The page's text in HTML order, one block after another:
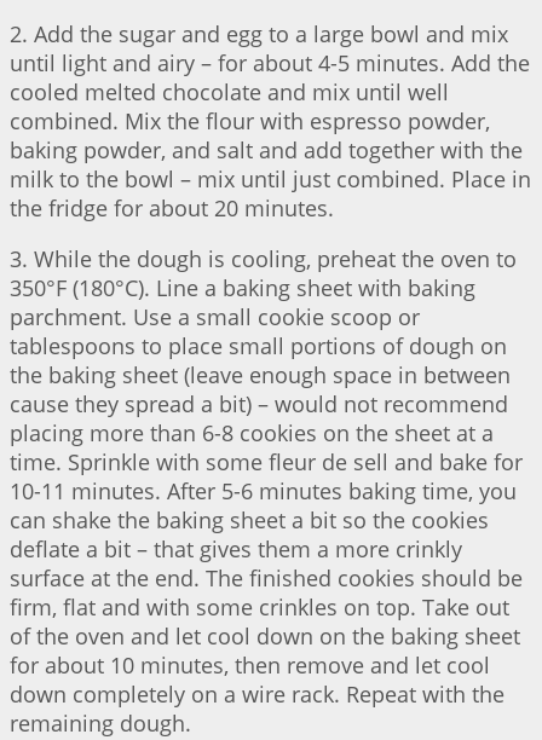
2. Add the sugar and egg to a large bowl and mix
until light and airy – for about 4-5 minutes. Add the
cooled melted chocolate and mix until well
combined. Mix the flour with espresso powder,
baking powder, and salt and add together with the
milk to the bowl – mix until just combined. Place in
the fridge for about 20 minutes.
3. While the dough is cooling, preheat the oven to
350°F (180°C). Line a baking sheet with baking
parchment. Use a small cookie scoop or
tablespoons to place small portions of dough on
the baking sheet (leave enough space in between
cause they spread a bit) – would not recommend
placing more than 6-8 cookies on the sheet at a
time. Sprinkle with some fleur de sell and bake for
10-11 minutes. After 5-6 minutes baking time, you
can shake the baking sheet a bit so the cookies
deflate a bit – that gives them a more crinkly
surface at the end. The finished cookies should be
firm, flat and with some crinkles on top. Take out
of the oven and let cool down on the baking sheet
for about 10 minutes, then remove and let cool
down completely on a wire rack. Repeat with the
remaining dough.